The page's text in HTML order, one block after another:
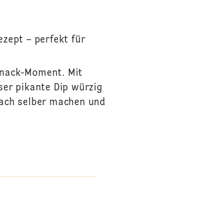
– perfekt für
Moment. Mit
pikante Dip würzig
selber machen und